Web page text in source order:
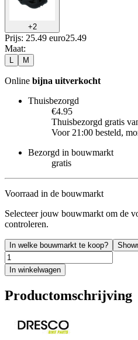
+2
Prijs: 25.49 euro25.49
Maat:
M
Online bijna uitverkocht
Thuisbezorgd
€4.95
Thuisbezorgd gratis
Voor 21:00 besteld,
Bezorgd in bouwmarkt
gratis
Voorraad in de bouwmarkt
Selecteer jouw bouwmarkt om de
controleren.
In welke bouwmarkt te koop?
In winkelwagen
Productomschrijving